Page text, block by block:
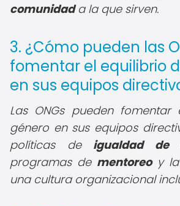
comunidada la que sirven.
3. ¿Cómo pueden las
fomentar el equilibrio
en sus equipos
Las ONGs pueden
género en sus equipos
políticas de igualdad de
programas de mentoreoy la
una cultura organizacional